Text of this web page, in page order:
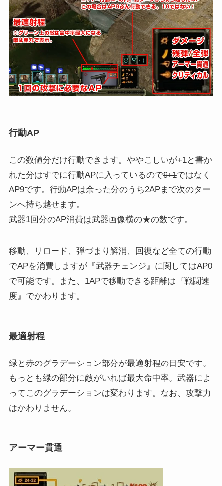
行動AP
この数値分だけ行動できます。ややこしいが+1と書か
れた分はすでに行動APに入っているので9+1ではなく
AP9です。行動APは余った分のうち2APまで次のター
ンへ持ち越せます。
武器1回分のAP消費は武器画像横の★の数です。
移動、リロード、弾づまり解消、回復など全ての行動
でAPを消費しますが『武器チェンジ』に関してはAP0
で可能です。また、1APで移動できる距離は『戦闘速
度』でかわります。
最適射程
緑と赤のグラデーション部分が最適射程の目安です。
もっとも緑の部分に敵がいれば最大命中率。武器によ
ってこのグラデーションは変わります。なお、攻撃力
はかわりません。
アーマー貫通